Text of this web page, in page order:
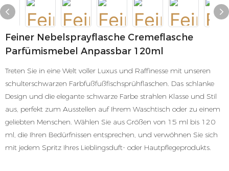
Feiner Nebelsprayflasche Cremeflasche
Parfümismebel Anpassbar 120ml
Treten Sie in eine Welt voller Luxus und Raffinesse mit unseren
schulterschwarzen Farbfußfußfischsprühflaschen. Das schlanke
Design und die elegante schwarze Farbe strahlen Klasse und Stil
aus, perfekt zum Ausstellen auf Ihrem Waschtisch oder zu einem
geliebten Menschen. Wählen Sie aus Größen von 15 ml bis 120
ml, die Ihren Bedürfnissen entsprechen, und verwöhnen Sie sich
mit jedem Spritz Ihres Lieblingsduft- oder Hautpflegeprodukts.